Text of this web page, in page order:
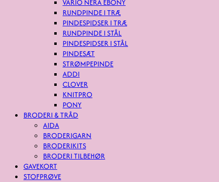
VARIO NERA EBONY
RUNDPINDE I TRÆ
PINDESPIDSER I TRÆ
RUNDPINDE I STÅL
PINDESPIDSER I STÅL
PINDESÆT
STRØMPEPINDE
ADDI
CLOVER
KNITPRO
PONY
BRODERI & TRÅD
AIDA
BRODERIGARN
BRODERIKITS
BRODERI TILBEHØR
GAVEKORT
STOFPRØVE